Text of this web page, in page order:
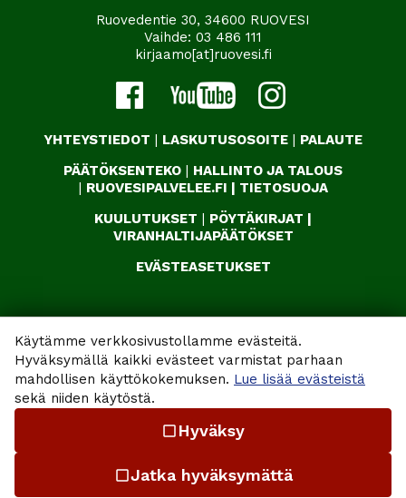
Käytämme verkkosivustollamme evästeitä.
Hyväksymällä kaikki evästeet varmistat parhaan
mahdollisen käyttökokemuksen. Lue lisää evästeistä
sekä niiden käytöstä.
check_box_outline_blank Hyväksy
check_box_outline_blankJatka hyväksymättä
Ruovedentie 30, 34600 RUOVESI
Vaihde: 03 486 111
kirjaamo[at]ruovesi.fi
YHTEYSTIEDOT | LASKUTUSOSOITE | PALAUTE
PÄÄTÖKSENTEKO | HALLINTO JA TALOUS
| RUOVESIPALVELEE.FI | TIETOSUOJA
KUULUTUKSET | PÖYTÄKIRJAT |
VIRANHALTIJAPÄÄTÖKSET
EVÄSTEASETUKSET